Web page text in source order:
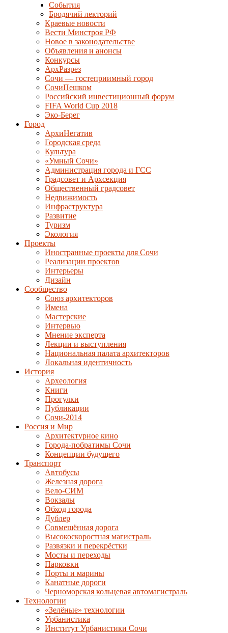
События
Бродячий лекторий
Краевые новости
Вести Минстроя РФ
Новое в законодательстве
Объявления и анонсы
Конкурсы
АрхРазрез
Сочи — гостеприимный город
СочиПешком
Российский инвестиционный форум
FIFA World Cup 2018
Эко-Берег
Город
АрхиНегатив
Городская среда
Культура
«Умный Сочи»
Администрация города и ГСС
Градсовет и Архсекция
Общественный градсовет
Недвижимость
Инфраструктура
Развитие
Туризм
Экология
Проекты
Иностранные проекты для Сочи
Реализации проектов
Интерьеры
Дизайн
Сообщество
Союз архитекторов
Имена
Мастерские
Интервью
Мнение эксперта
Лекции и выступления
Национальная палата архитекторов
Локальная идентичность
История
Археология
Книги
Прогулки
Публикации
Сочи-2014
Россия и Мир
Архитектурное кино
Города-побратимы Сочи
Концепции будущего
Транспорт
Автобусы
Железная дорога
Вело-СИМ
Вокзалы
Обход города
Дублер
Совмещённая дорога
Высокоскоростная магистраль
Развязки и перекрёстки
Мосты и переходы
Парковки
Порты и марины
Канатные дороги
Черноморская кольцевая автомагистраль
Технологии
«Зелёные» технологии
Урбанистика
Институт Урбанистики Сочи